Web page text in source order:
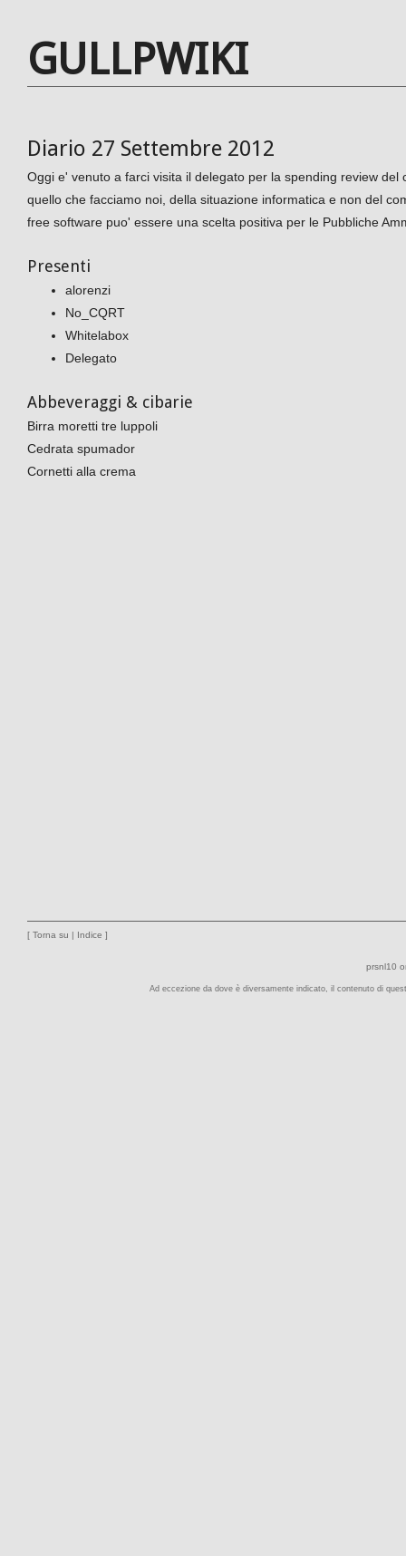
GULLPWIKI
Diario 27 Settembre 2012
Oggi e' venuto a farci visita il delegato per la spending review del
quello che facciamo noi, della situazione informatica e non del
free software puo' essere una scelta positiva per le Pubbliche
Presenti
alorenzi
No_CQRT
Whitelabox
Delegato
Abbeveraggi & cibarie
Birra moretti tre luppoli
Cedrata spumador
Cornetti alla crema
[ Torna su | Indice ]
prsnl10
Ad eccezione da dove è diversamente indicato, il contenuto di